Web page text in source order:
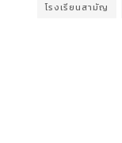
โรงเรียนสามัญ